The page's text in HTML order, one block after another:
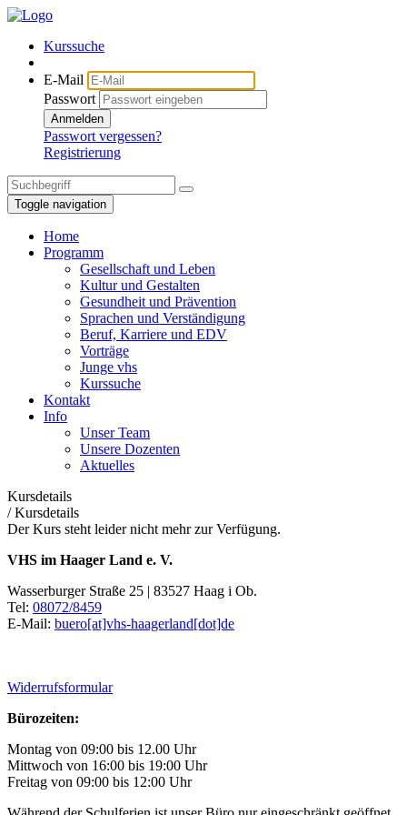
Kurssuche
E-Mail
Passwort
Anmelden
Passwort vergessen?
Registrierung
Toggle navigation
Home
Programm
Gesellschaft und Leben
Kultur und Gestalten
Gesundheit und Prävention
Sprachen und Verständigung
Beruf, Karriere und EDV
Vorträge
Junge vhs
Kurssuche
Kontakt
Info
Unser Team
Unsere Dozenten
Aktuelles
Kursdetails
/Kursdetails
Der Kurs steht leider nicht mehr zur Verfügung.
VHS im Haager Land e. V.
Wasserburger Straße 25 | 83527 Haag i Ob.
Tel: 08072/8459
E-Mail: buero[at]vhs-haagerland[dot]de
Widerrufsformular
Bürozeiten:
Montag von 09:00 bis 12.00 Uhr
Mittwoch von 16:00 bis 19:00 Uhr
Freitag von 09:00 bis 12:00 Uhr